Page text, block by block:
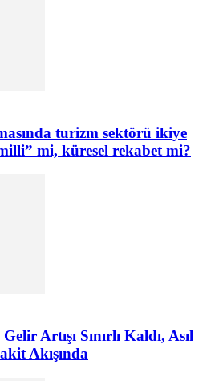
turizm sektörü ikiye
mi, küresel rekabet mi?
Artışı Sınırlı Kaldı, Asıl
Akışında